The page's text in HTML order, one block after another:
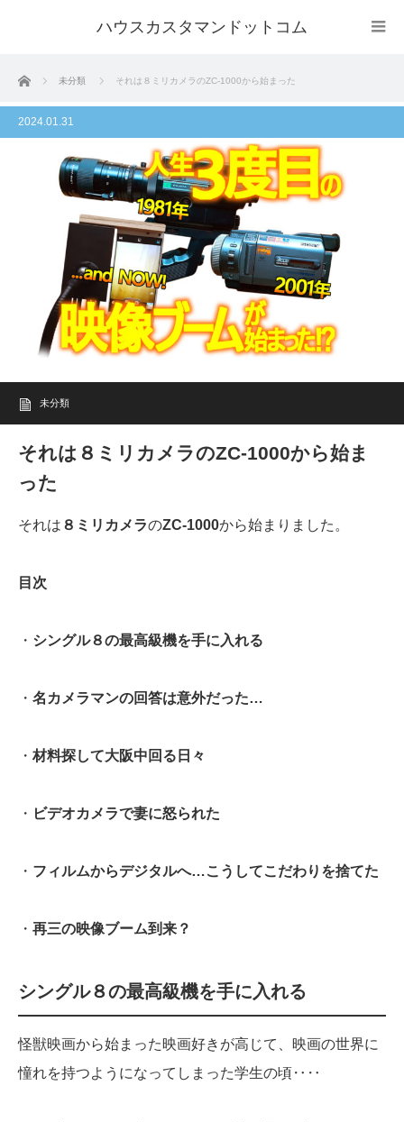
ハウスカスタマンドットコム
ホーム 未分類 それは８ミリカメラのZC-1000から始まった
2024.01.31
未分類
それは８ミリカメラのZC-1000から始ま
った
それは ８ミリカメラのZC-1000から始まりました。
目次
・ シングル８の最高級機を手に入れる
・ 名カメラマンの回答は意外だった…
・ 材料探して大阪中回る日々
・ ビデオカメラで妻に怒られた
・ フィルムからデジタルへ…こうしてこだわりを捨てた
・ 再三の映像ブーム到来？
シングル８の最高級機を手に入れる
怪獣映画から始まった映画好きが高じて、映画の世界に
憧れを持つようになってしまった学生の頃‥‥